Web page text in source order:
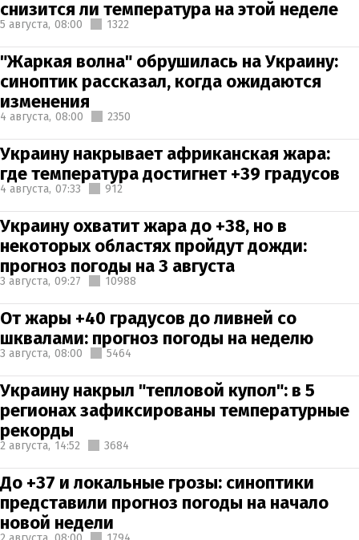
снизится ли температура на этой неделе
5 августа, 08:00 1322
"Жаркая волна" обрушилась на Украину:
синоптик рассказал, когда ожидаются
изменения
4 августа, 08:00 2350
Украину накрывает африканская жара:
где температура достигнет +39 градусов
4 августа, 07:33 912
Украину охватит жара до +38, но в
некоторых областях пройдут дожди:
прогноз погоды на 3 августа
3 августа, 09:27 10988
От жары +40 градусов до ливней со
шквалами: прогноз погоды на неделю
3 августа, 08:00 5464
Украину накрыл "тепловой купол": в 5
регионах зафиксированы температурные
рекорды
2 августа, 14:52 3684
До +37 и локальные грозы: синоптики
представили прогноз погоды на начало
новой недели